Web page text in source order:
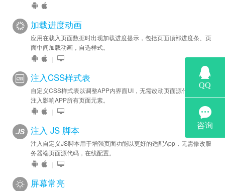
加载进度动画
应用在载入页面数据时出现加载进度提示，包括页面顶部进度条、页
面中间加载动画，自选样式。
|
注入CSS样式表
自定义CSS样式表以调整APP内界面UI，无需改动页面源代码，一键
注入影响APP所有页面元素。
|
注入 JS 脚本
注入自定义JS脚本用于增强页面功能以更好的适配App，无需修改服
务器端页面源代码，在线配置。
|
屏幕常亮